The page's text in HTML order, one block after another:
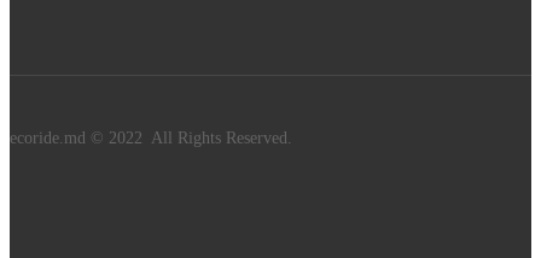
ecoride.md © 2022 All Rights Reserved.